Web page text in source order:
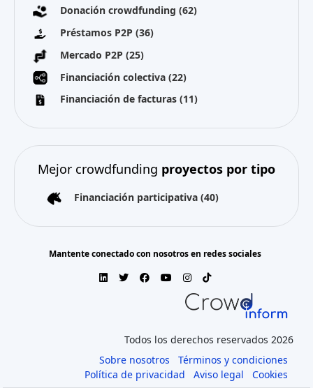
Donación crowdfunding (62)
Préstamos P2P (36)
Mercado P2P (25)
Financiación colectiva (22)
Financiación de facturas (11)
Mejor crowdfunding proyectos por tipo
Financiación participativa (40)
Mantente conectado con nosotros en redes sociales
Todos los derechos reservados 2026
Sobre nosotros
Términos y condiciones
Política de privacidad
Aviso legal Cookies